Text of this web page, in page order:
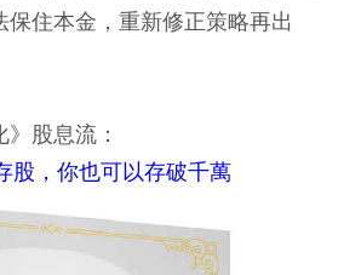
住本金，重新修正策略再出
股息流：
股，你也可以存破千萬